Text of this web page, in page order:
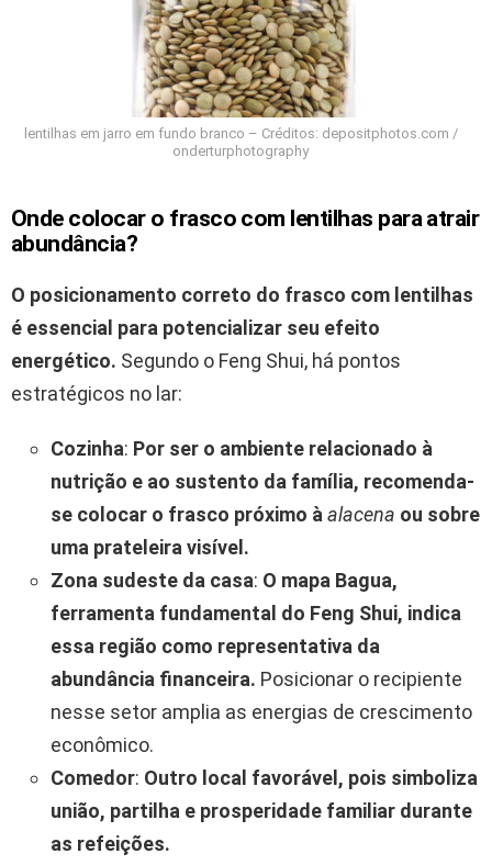
lentilhas em jarro em fundo branco – Créditos: depositphotos.com /
onderturphotography
Onde colocar o frasco com lentilhas para atrair
abundância?
O posicionamento correto do frasco com lentilhas
é essencial para potencializar seu efeito
energético. Segundo o Feng Shui, há pontos
estratégicos no lar:
Cozinha: Por ser o ambiente relacionado à
nutrição e ao sustento da família, recomenda-
se colocar o frasco próximo à alacena ou sobre
uma prateleira visível.
Zona sudeste da casa: O mapa Bagua,
ferramenta fundamental do Feng Shui, indica
essa região como representativa da
abundância financeira. Posicionar o recipiente
nesse setor amplia as energias de crescimento
econômico.
Comedor: Outro local favorável, pois simboliza
união, partilha e prosperidade familiar durante
as refeições.